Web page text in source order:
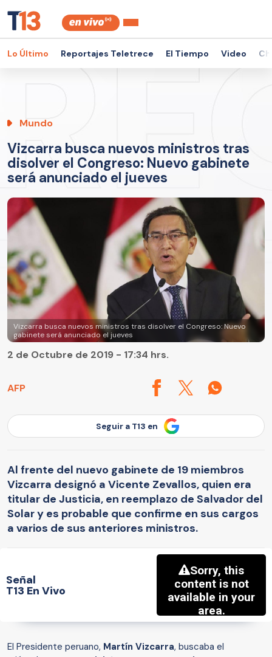
Lo Último Reportajes Teletrece El Tiempo Video
Mundo
Vizcarra busca nuevos ministros tras
disolver el Congreso: Nuevo gabinete
será anunciado el jueves
Vizcarra busca nuevos ministros tras disolver el Congreso: Nuevo
gabinete será anunciado el jueves
AFP
2 de Octubre de 2019 - 17:34 hrs.
Seguir a T13 en
Al frente del nuevo gabinete de 19 miembros
Vizcarra designó a Vicente Zevallos, quien era
titular de Justicia, en reemplazo de Salvador del
Solar y es probable que confirme en sus cargos
a varios de sus anteriores ministros.
Señal
T13 En Vivo
El Presidente peruano, Martín Vizcarra, buscaba el